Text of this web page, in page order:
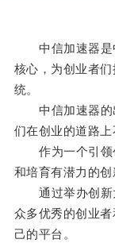
中信加速器是
核心，为创业者
统。
中信加速器的
们在创业的道路上
作为一个引领
和培育有潜力的创
通过举办创新
众多优秀的创业
己的平台。